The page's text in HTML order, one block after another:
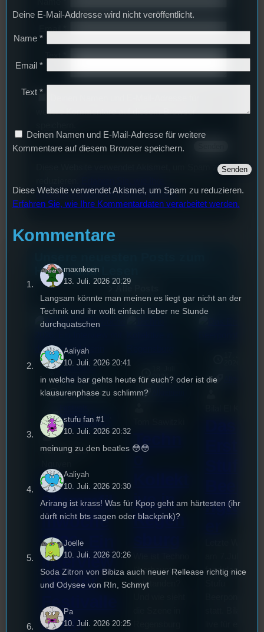
Email*
weitere Kommentare auf diesem Browser
Diese Website verwendet Akismet, um Spam zu
Kommentardaten verarbeitet werden.
Hören und Lesen
[S1/E5]
3. August 2026
Interview
Kultur
Veranstaltungen
Sao-Mai Sol
44.
Stummfil
mwoche
2026: Ein
Interview
mit der
Festivalle
iterin
2026
Techn
ive in
Regen
überhaupt
entstanden?
ngturni
fand das erste
Deine E-Mail-Addresse wird nicht veröffentlicht.
Name *
Email *
Text *
Deinen Namen und E-Mail-Adresse für weitere
Kommentare auf diesem Browser speichern.
Diese Website verwendet Akismet, um Spam zu reduzieren.
Erfahren Sie, wie Ihre Kommentardaten verarbeitet werden.
Kommentare
maxnkoen
13. Juli. 2026 20:29
Langsam könnte man meinen es liegt gar nicht an der
Technik und ihr wollt einfach lieber ne Stunde
durchquatschen
Aaliyah
10. Juli. 2026 20:41
in welche bar gehts heute für euch? oder ist die
klausurenphase zu schlimm?
stufu fan #1
10. Juli. 2026 20:32
meinung zu den beatles 😳😳
Aaliyah
10. Juli. 2026 20:30
Arirang ist krass! Was für Kpop geht am härtesten (ihr
dürft nicht bts sagen oder blackpink)?
Joelle
10. Juli. 2026 20:26
Soda Zitron von Bibiza auch neuer Rellease richtig nice
und Odysee von RIn, Schmyt
Pa
10. Juli. 2026 20:25